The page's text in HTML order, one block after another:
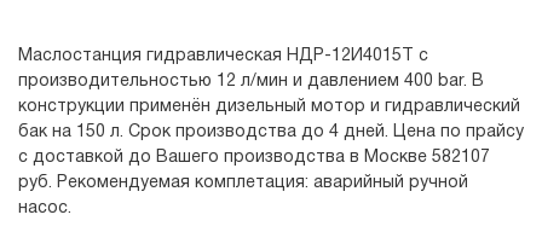
Маслостанция гидравлическая НДР-12И4015Т с
производительностью 12 л/мин и давлением 400 bar. В
конструкции применён дизельный мотор и гидравлический
бак на 150 л. Срок производства до 4 дней. Цена по прайсу
с доставкой до Вашего производства в Москве 582107
руб. Рекомендуемая комплетация: аварийный ручной
насос.